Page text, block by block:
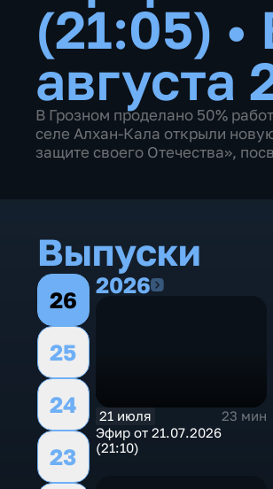
(21:05) •
августа
В Грозном проделано 50%
селе Алхан-Кала открыли
защите своего Отечества»,
Выпуски
26
25
24
23
20262026
21 июля
23 мин
Эфир от 21.07.2026
(21:10)